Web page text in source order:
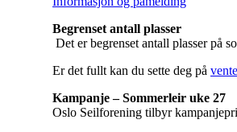
Begrenset antall plasser
Det er begrenset antall plasser på
Er det fullt kan du sette deg på
Kampanje – Sommerleir uke 27
Oslo Seilforening tilbyr